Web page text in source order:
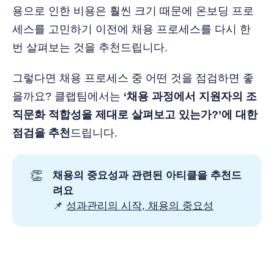
용으로 인한 비용은 훨씬 크기 때문에 온보딩 프로
세스를 고민하기 이전에 채용 프로세스를 다시 한
번 살펴보는 것을 추천드립니다.
그렇다면 채용 프로세스 중 어떤 것을 점검하면 좋
을까요? 클랩팀에서는 ‘채용 과정에서 지원자의 조
직문화 적합성을 제대로 살펴보고 있는가?’에 대한
점검을 추천드립니다.
👏
채용의 중요성과 관련된 아티클을 추천드
려요
📌 성과관리의 시작, 채용의 중요성